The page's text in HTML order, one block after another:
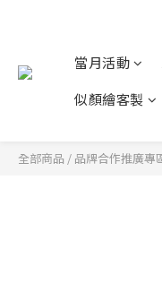
當月活動
似顏繪客製
全部商品 / 品牌合作推廣專